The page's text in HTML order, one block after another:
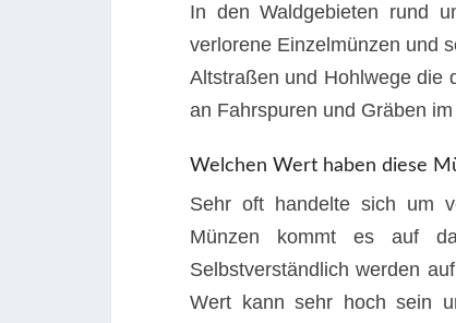
In den Waldgebieten rund
verlorene Einzelmünzen und
Altstraßen und Hohlwege die
an Fahrspuren und Gräben im
Welchen Wert haben diese
Sehr oft handelte sich um
Münzen kommt es auf
Selbstverständlich werden
Wert kann sehr hoch sein